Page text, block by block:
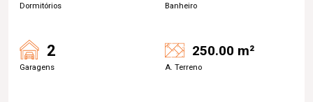
Dormitórios Banheiro
2
Garagens
250.00 m²
A. Terreno